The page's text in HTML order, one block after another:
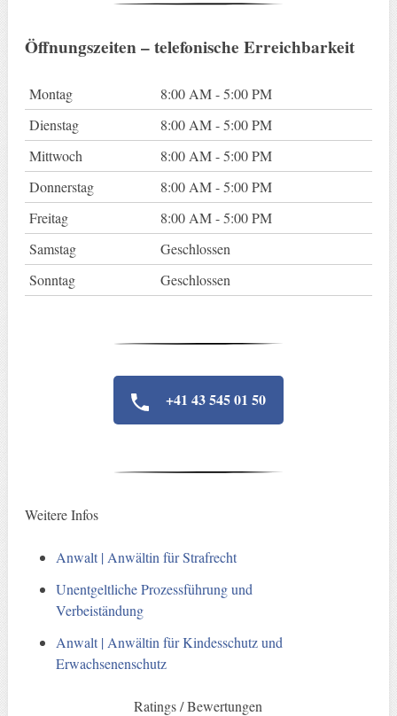
Öffnungszeiten – telefonische Erreichbarkeit
Montag
8:00 AM - 5:00 PM
Dienstag
8:00 AM - 5:00 PM
Mittwoch
8:00 AM - 5:00 PM
Donnerstag
8:00 AM - 5:00 PM
Freitag
8:00 AM - 5:00 PM
Samstag
Geschlossen
Sonntag
Geschlossen
+41 43 545 01 50
Weitere Infos
Anwalt | Anwältin für Strafrecht
Unentgeltliche Prozessführung und
Verbeiständung
Anwalt | Anwältin für Kindesschutz und
Erwachsenenschutz
Ratings / Bewertungen